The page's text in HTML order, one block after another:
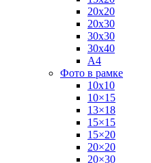
20х20
20х30
30х30
30х40
А4
Фото в рамке
10х10
10×15
13×18
15×15
15×20
20×20
20×30